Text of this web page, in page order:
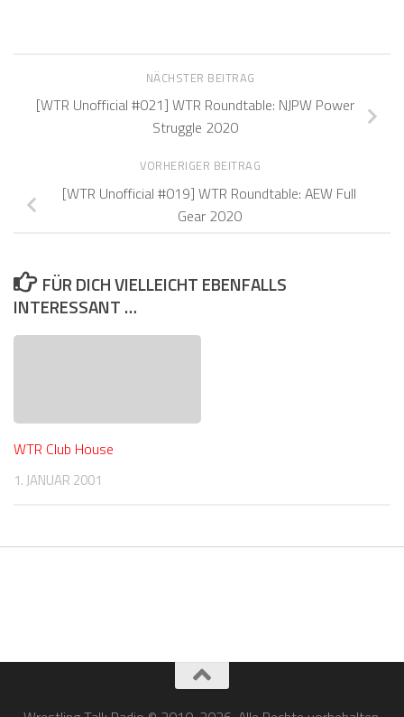
NÄCHSTER BEITRAG
[WTR Unofficial #021] WTR Roundtable: NJPW Power
Struggle 2020
VORHERIGER BEITRAG
[WTR Unofficial #019] WTR Roundtable: AEW Full
Gear 2020
FÜR DICH VIELLEICHT EBENFALLS
INTERESSANT …
WTR Club House
1. JANUAR 2001